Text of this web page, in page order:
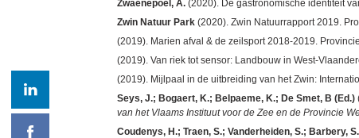
Zwaenepoel, A. (2020). De gastronomische identiteit
Zwin Natuur Park (2020). Zwin Natuurrapport 2019.
(2019). Marien afval & de zeilsport 2018-2019.
(2019). Van riek tot sensor: Landbouw in West-
(2019). Mijlpaal in de uitbreiding van het Zwin:
Seys, J.; Bogaert, K.; Belpaeme, K.; De Smet, B (Ed.)
van het Vlaams Instituut voor de Zee en de Provincie
Coudenys, H.; Traen, S.; Vanderheiden, S.; Barbery,